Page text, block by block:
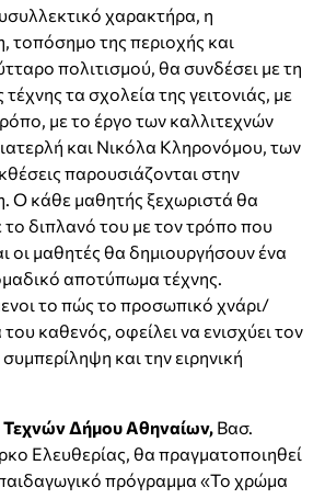
χαρακτήρα, η
τοπόσημο της περιοχής και
πολιτισμού, θα συνδέσει με τη
τα σχολεία της γειτονιάς, με
με το έργο των καλλιτεχνών
και Νικόλα Κληρονόμου, των
παρουσιάζονται στην
Ο κάθε μαθητής ξεχωριστά θα
το διπλανό του με τον τρόπο που
οι μαθητές θα δημιουργήσουν ένα
αποτύπωμα τέχνης.
το πώς το προσωπικό χνάρι/
καθενός, οφείλει να ενισχύει τον
και την ειρηνική
Τεχνών Δήμου Αθηναίων, Βασ.
Ελευθερίας, θα πραγματοποιηθεί
πρόγραμμα «Το χρώμα